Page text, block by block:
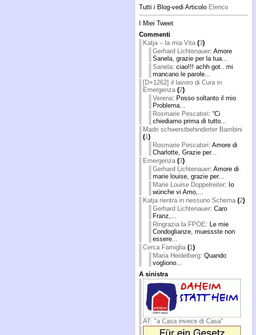
Tutti i Blog-vedi Articolo Elenco
I Miei Tweet
Commenti
Katja – la mia Vita(3)
Gerhard Lichtenauer: Amore
Sanela, grazie per la tua...
Sanela: ciao!!! achh got.. mi
mancano le parole...
[D+1262] il lavoro di Cura in
Emergenza(2)
Verena: Posso soltanto il mio
Problema...
Rosmarie Pescatori: “Ci
chiediamo prima di tutto...
Madri schwerstbehinderter Bambini
(1 )
Rosmarie Pescatori: Amore di
Charlotte, Grazie per...
Emergenza(3)
Gerhard Lichtenauer: Amore di
marie louise, grazie per...
Marie Louise Doppelreiter: Io
wünche vi Amo,...
Katja rientra in nessuno Schema(2)
Gerhard Lichtenauer: Caro
Franz,...
Ringrazia la FPOE: Le mie
Condoglianze, muessste non
essere...
Cerca Famiglia(1 )
Maria Heidelberg: Quando
vogliono...
A sinistra
AT: "a Casa invece di Casa"